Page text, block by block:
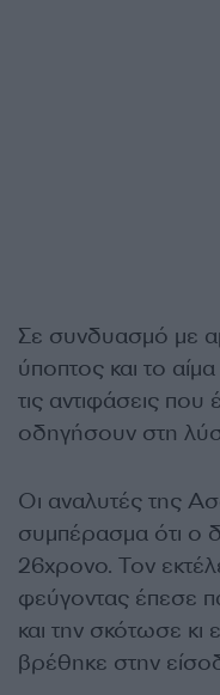
Σε συνδυασμό με
ύποπτος και το
τις αντιφάσεις
οδηγήσουν στη
Οι αναλυτές της
συμπέρασμα ότι ο
26χρονο. Τον
φεύγοντας έπεσε
και την σκότωσε κι
βρέθηκε στην